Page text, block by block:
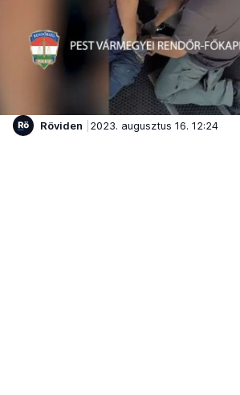
Röviden 2023. augusztus 16. 12:24